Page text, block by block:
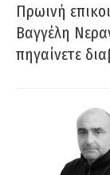
Πρωινή
Βαγγέλη
πηγαίνετε